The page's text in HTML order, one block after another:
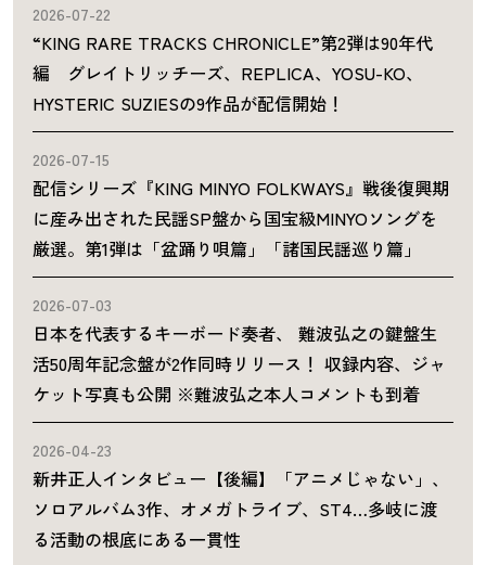
2026-07-22
“KING RARE TRACKS CHRONICLE”第2弾は90年代
編 グレイトリッチーズ、REPLICA、YOSU-KO、
HYSTERIC SUZIESの9作品が配信開始！
2026-07-15
配信シリーズ『KING MINYO FOLKWAYS』戦後復興期
に産み出された民謡SP盤から国宝級MINYOソングを
厳選。第1弾は「盆踊り唄篇」「諸国民謡巡り篇」
2026-07-03
日本を代表するキーボード奏者、 難波弘之の鍵盤生
活50周年記念盤が2作同時リリース！ 収録内容、ジャ
ケット写真も公開 ※難波弘之本人コメントも到着
2026-04-23
新井正人インタビュー【後編】「アニメじゃない」、
ソロアルバム3作、オメガトライブ、ST4…多岐に渡
る活動の根底にある一貫性